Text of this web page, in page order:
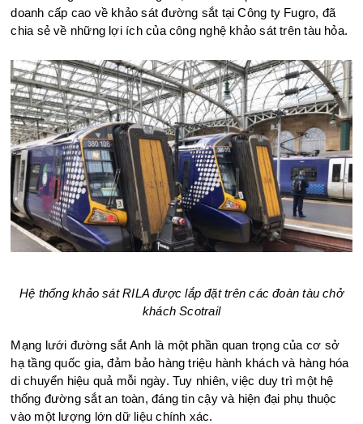
doanh cấp cao về khảo sát đường sắt tại Công ty Fugro, đã
chia sẻ về những lợi ích của công nghệ khảo sát trên tàu hỏa.
Hệ thống khảo sát RILA được lắp đặttrên các đoàn tàu chở
khách Scotrail
Mạng lưới đường sắt Anh là một phần quan trọng của cơ sở
hạ tầng quốc gia, đảm bảo hàng triệu hành khách và hàng hóa
di chuyển hiệu quả mỗi ngày. Tuy nhiên, việc duy trì một hệ
thống đường sắt an toàn, đáng tin cậy và hiện đại phụ thuộc
vào một lượng lớn dữ liệu chính xác.